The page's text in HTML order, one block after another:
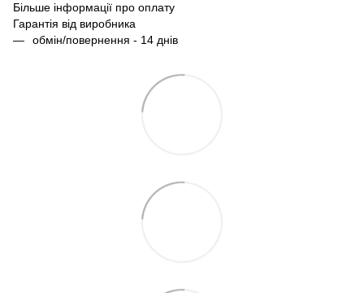
Більше інформації про оплату
Гарантія від виробника
обмін/повернення - 14 днів